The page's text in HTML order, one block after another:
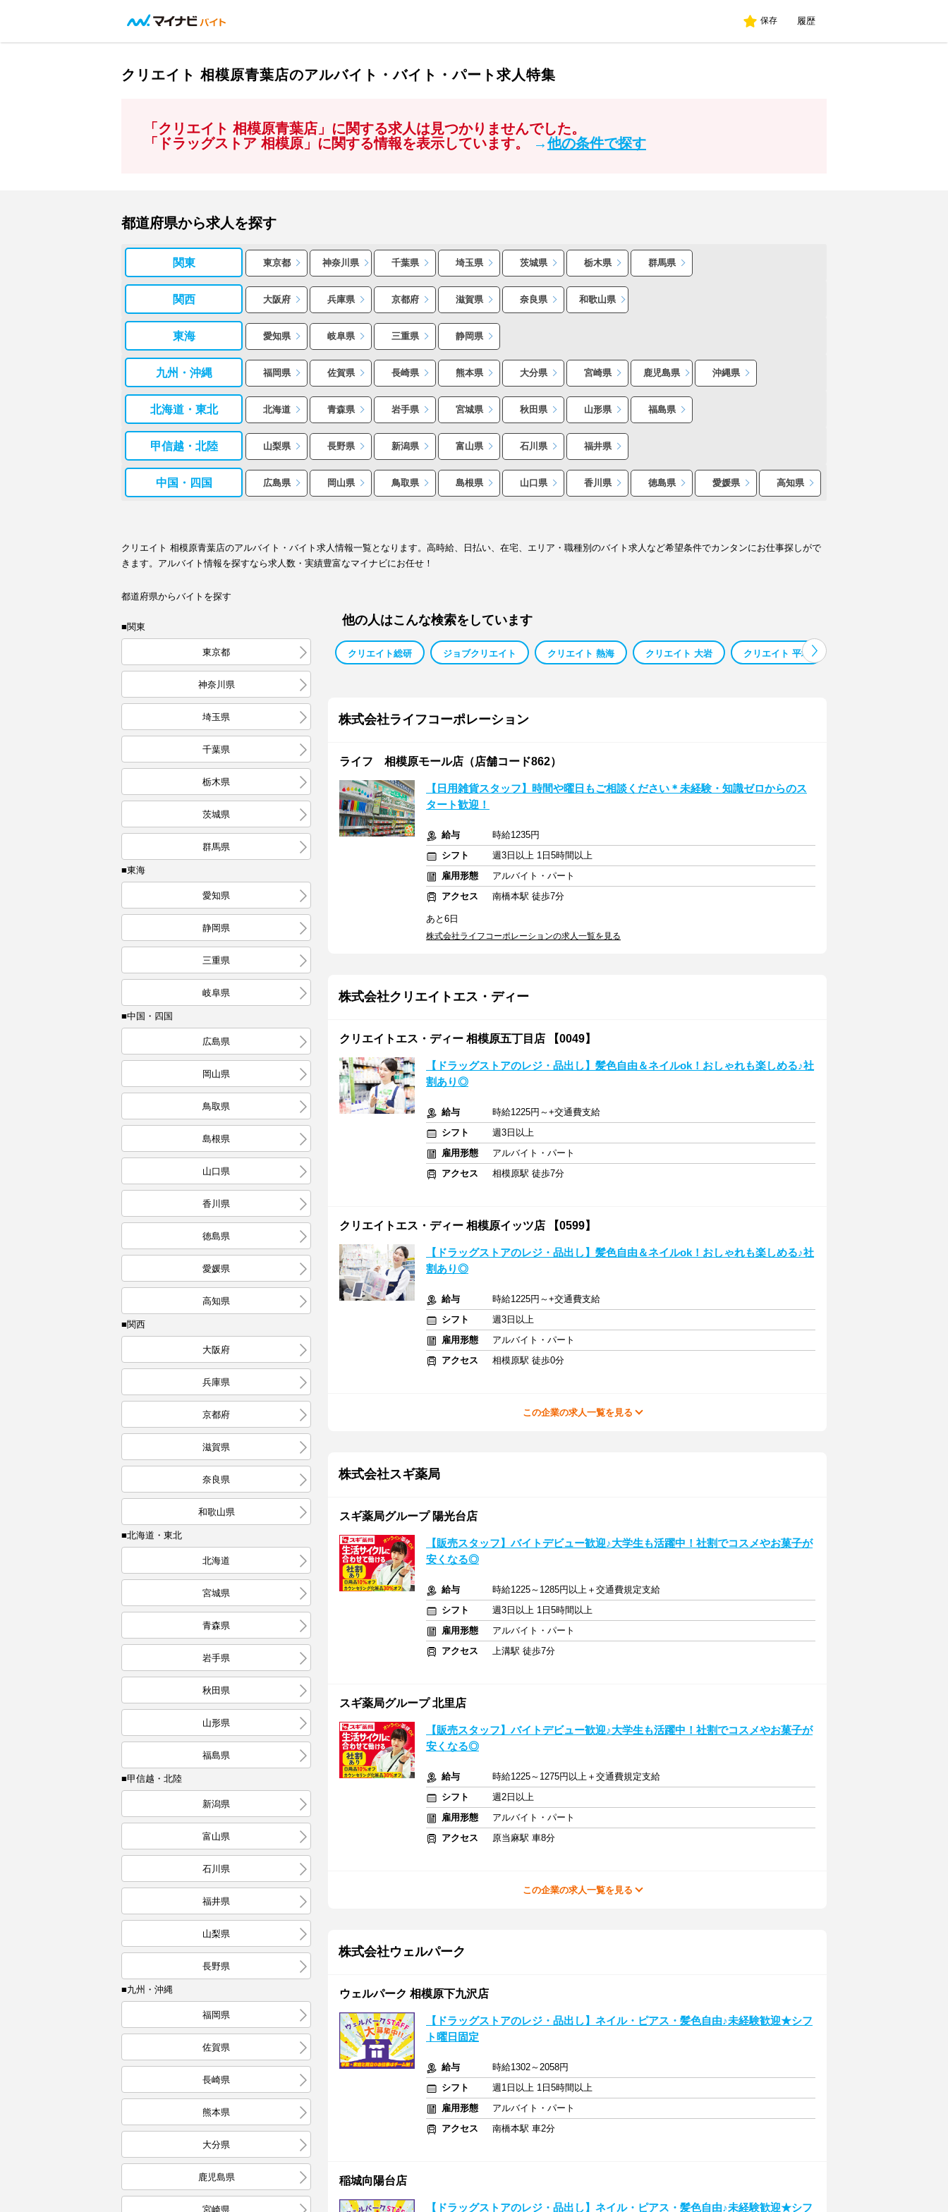
保存 履歴
クリエイト 相模原青葉店のアルバイト・バイト・パート求人特集
「クリエイト 相模原青葉店」に関する求人は見つかりませんでした。
「ドラッグストア 相模原」に関する情報を表示しています。
→他の条件で探す
都道府県から求人を探す
関東 東京都 神奈川県 千葉県 埼玉県 茨城県 栃木県 群馬県
関西 大阪府 兵庫県 京都府 滋賀県 奈良県 和歌山県
東海 愛知県 岐阜県 三重県 静岡県
九州・沖縄 福岡県 佐賀県 長崎県 熊本県 大分県 宮崎県 鹿児島県 沖縄県
北海道・東北 北海道 青森県 岩手県 宮城県 秋田県 山形県 福島県
甲信越・北陸 山梨県 長野県 新潟県 富山県 石川県 福井県
中国・四国 広島県 岡山県 鳥取県 島根県 山口県 香川県 徳島県 愛媛県 高知県
クリエイト 相模原青葉店のアルバイト・バイト求人情報一覧となります。高時給、日払い、在宅、エリア・職種別のバイト求人など希望条件でカンタンにお仕事探しがで
きます。アルバイト情報を探すなら求人数・実績豊富なマイナビにお任せ！
都道府県からバイトを探す
■関東
東京都
神奈川県
埼玉県
千葉県
栃木県
茨城県
群馬県
■東海
愛知県
静岡県
三重県
岐阜県
■中国・四国
広島県
岡山県
鳥取県
島根県
山口県
香川県
徳島県
愛媛県
高知県
■関西
大阪府
兵庫県
京都府
滋賀県
奈良県
和歌山県
■北海道・東北
北海道
宮城県
青森県
岩手県
秋田県
山形県
福島県
■甲信越・北陸
新潟県
富山県
石川県
福井県
山梨県
長野県
■九州・沖縄
福岡県
佐賀県
長崎県
熊本県
大分県
鹿児島県
宮崎県
他の人はこんな検索をしています
クリエイト総研 ジョブクリエイト クリエイト 熱海 クリエイト 大岩 クリエイト 平塚
株式会社ライフコーポレーション
ライフ 相模原モール店（店舗コード862）
【日用雑貨スタッフ】時間や曜日もご相談ください＊未経験・知識ゼロからのス
タート歓迎！
給与
時給1235円
シフト
週3日以上 1日5時間以上
雇用形態
アルバイト・パート
アクセス
南橋本駅 徒歩7分
あと6日
株式会社ライフコーポレーションの求人一覧を見る
株式会社クリエイトエス・ディー
クリエイトエス・ディー 相模原五丁目店 【0049】
【ドラッグストアのレジ・品出し】髪色自由＆ネイルok！おしゃれも楽しめる♪社
割あり◎
給与
時給1225円～+交通費支給
シフト
週3日以上
雇用形態
アルバイト・パート
アクセス
相模原駅 徒歩7分
クリエイトエス・ディー 相模原イッツ店 【0599】
【ドラッグストアのレジ・品出し】髪色自由＆ネイルok！おしゃれも楽しめる♪社
割あり◎
給与
時給1225円～+交通費支給
シフト
週3日以上
雇用形態
アルバイト・パート
アクセス
相模原駅 徒歩0分
この企業の求人一覧を見る
株式会社スギ薬局
スギ薬局グループ 陽光台店
【販売スタッフ】バイトデビュー歓迎♪大学生も活躍中！社割でコスメやお菓子が
安くなる◎
給与
時給1225～1285円以上＋交通費規定支給
シフト
週3日以上 1日5時間以上
雇用形態
アルバイト・パート
アクセス
上溝駅 徒歩7分
スギ薬局グループ 北里店
【販売スタッフ】バイトデビュー歓迎♪大学生も活躍中！社割でコスメやお菓子が
安くなる◎
給与
時給1225～1275円以上＋交通費規定支給
シフト
週2日以上
雇用形態
アルバイト・パート
アクセス
原当麻駅 車8分
この企業の求人一覧を見る
株式会社ウェルパーク
ウェルパーク 相模原下九沢店
【ドラッグストアのレジ・品出し】ネイル・ピアス・髪色自由♪未経験歓迎★シフ
ト曜日固定
給与
時給1302～2058円
シフト
週1日以上 1日5時間以上
雇用形態
アルバイト・パート
アクセス
南橋本駅 車2分
稲城向陽台店
【ドラッグストアのレジ・品出し】ネイル・ピアス・髪色自由♪未経験歓迎★シフ